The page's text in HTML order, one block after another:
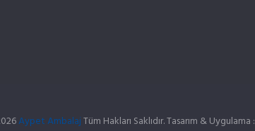
Aypet AmbalajTüm Hakları Saklıdır. Tasarım & Uygulama :